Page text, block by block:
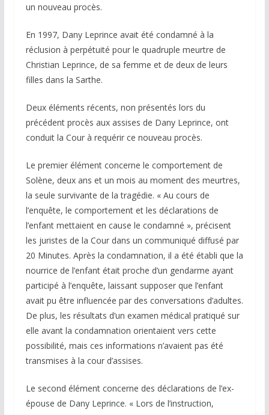
un nouveau procès.
En 1997, Dany Leprince avait été condamné à la
réclusion à perpétuité pour le quadruple meurtre de
Christian Leprince, de sa femme et de deux de leurs
filles dans la Sarthe.
Deux éléments récents, non présentés lors du
précédent procès aux assises de Dany Leprince, ont
conduit la Cour à requérir ce nouveau procès.
Le premier élément concerne le comportement de
Solène, deux ans et un mois au moment des meurtres,
la seule survivante de la tragédie. « Au cours de
l’enquête, le comportement et les déclarations de
l’enfant mettaient en cause le condamné », précisent
les juristes de la Cour dans un communiqué diffusé par
20 Minutes. Après la condamnation, il a été établi que la
nourrice de l’enfant était proche d’un gendarme ayant
participé à l’enquête, laissant supposer que l’enfant
avait pu être influencée par des conversations d’adultes.
De plus, les résultats d’un examen médical pratiqué sur
elle avant la condamnation orientaient vers cette
possibilité, mais ces informations n’avaient pas été
transmises à la cour d’assises.
Le second élément concerne des déclarations de l’ex-
épouse de Dany Leprince. « Lors de l’instruction,